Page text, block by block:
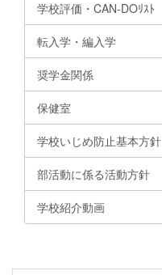
学校評価・CAN-DOﾘｽﾄ
転入学・編入学
奨学金関係
保健室
学校いじめ防止基本方針
部活動に係る活動方針
学校紹介動画